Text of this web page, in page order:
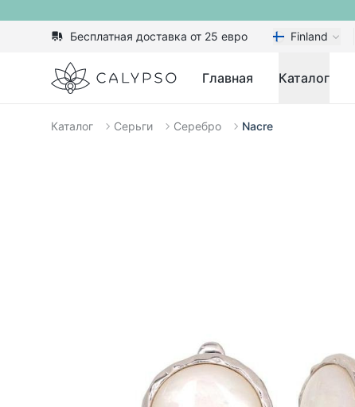
Бесплатная доставка от 25 евро Finland
Calypso Главная Каталог
Каталог Серьги Серебро Nacre